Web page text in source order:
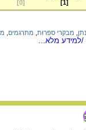
[
1
]
[
0
]
מבקרי ספרות מתרגמים
/למידע מלא...